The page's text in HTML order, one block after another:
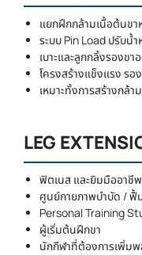
แยกฝึกกล้ามเนื้อต้นขา
ระบบ Pin Load ปรับน้
เบาะและลูกกลิ้งรองข
โครงสร้างแข็งแรง รอ
เหมาะทั้งการสร้างกล้า
LEG
ฟิตเนส และยิมมืออาชีพ
ศูนย์กายภาพบำบัด / ฟื้
Personal Training
ผู้เริ่มต้นฝึกขา
นักกีฬาที่ต้องการเพิ่มพ